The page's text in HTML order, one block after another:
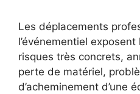
Les déplacements
l’événementiel
risques très concrets,
perte de matériel,
d’acheminement d’une